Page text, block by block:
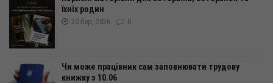
їхніх родин
20 бер, 2026 0
Чи може працівник сам заповнювати трудову
книжку з 10.06